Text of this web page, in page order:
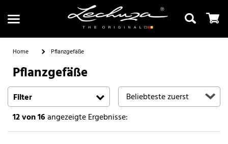
Suchen
Home Pflanzgefäße
Pflanzgefäße
Filter
12von 16angezeigte Ergebnisse: